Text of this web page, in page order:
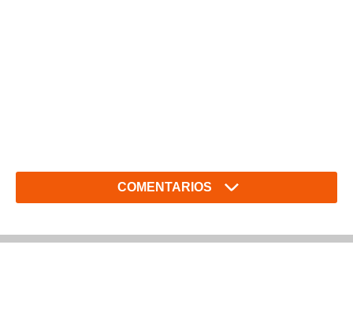
COMENTARIOS